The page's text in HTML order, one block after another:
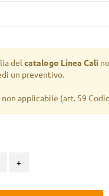
del catalogo Linea Calì
un preventivo.
applicabile (art. 59
+